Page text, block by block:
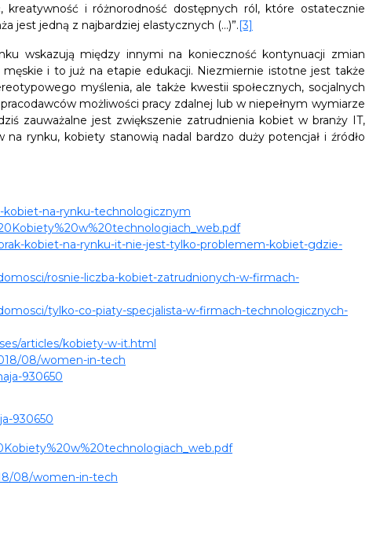
kreatywność i różnorodność dostępnych ról, które ostatecznie
jest jedną z najbardziej elastycznych (…)”.[3]
wskazują między innymi na konieczność kontynuacji zmian
i to już na etapie edukacji. Niezmiernie istotne jest także
myślenia, ale także kwestii społecznych, socjalnych
możliwości pracy zdalnej lub w niepełnym wymiarze
zauważalne jest zwiększenie zatrudnienia kobiet w branży IT,
rynku, kobiety stanowią nadal bardzo duży potencjał i źródło
kobiet-na-rynku-technologicznym
kobiet-na-rynku-it-nie-jest-tylko-problemem-kobiet-gdzie-
rosnie-liczba-kobiet-zatrudnionych-w-firmach-
tylko-co-piaty-specjalista-w-firmach-technologicznych-
articles/kobiety-w-it.html
08/women-in-tech
930650
930650
08/women-in-tech